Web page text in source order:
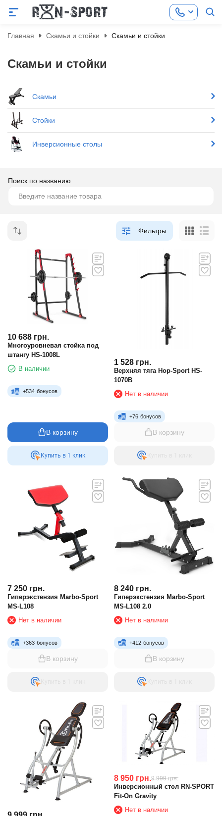
Главная Скамьи и стойки Скамьи и стойки
Скамьи и стойки
Скамьи
Стойки
Инверсионные столы
Поиск по названию
Фильтры
10 688 грн.
Многоуровневая стойка под
штангу HS-1008L
В наличии
+534 бонусов
В корзину
Купить в 1 клик
1 528 грн.
Верхняя тяга Hop-Sport HS-
1070B
Нет в наличии
+76 бонусов
В корзину
Купить в 1 клик
7 250 грн.
Гиперэкстензия Marbo-Sport
MS-L108
Нет в наличии
+363 бонусов
В корзину
Купить в 1 клик
8 240 грн.
Гиперэкстензия Marbo-Sport
MS-L108 2.0
Нет в наличии
+412 бонусов
В корзину
Купить в 1 клик
8 950 грн.9 999 грн.
Инверсионный стол RN-SPORT
Fit-On Gravity
Нет в наличии